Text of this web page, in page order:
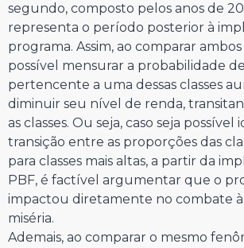
segundo, composto pelos anos de
representa o período posterior à
programa. Assim, ao comparar
possível mensurar a probabilidade
pertencente a uma dessas classes
diminuir seu nível de renda,
as classes. Ou seja, caso seja possível
transição entre as proporções das
para classes mais altas, a partir da
PBF, é factível argumentar que o
impactou diretamente no combate à
miséria.
Ademais, ao comparar o mesmo